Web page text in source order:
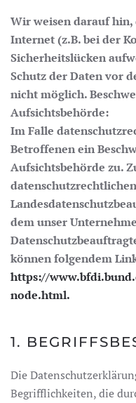
Wir weisen darauf hin,
Internet (z.B. bei der
Sicherheitslücken
Schutz der Daten vor
nicht möglich.
Aufsichtsbehörde:
Im Falle
Betroffenen ein
Aufsichtsbehörde zu.
dem unser
können folgendem
https://
node.html.
1.
Die
Begrifflichkeiten, die